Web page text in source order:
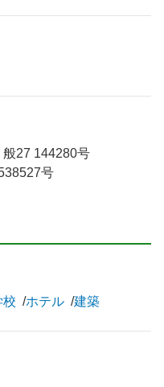
般27 144280号
号
校 ホテル 建築